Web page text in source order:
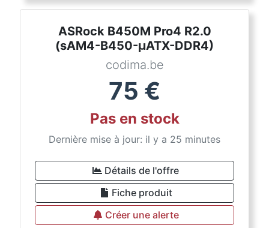
ASRock B450M Pro4 R2.0
(sAM4-B450-µATX-DDR4)
codima.be
75 €
Pas en stock
Dernière mise à jour: il y a 25 minutes
Détails de l'offre
Fiche produit
Créer une alerte